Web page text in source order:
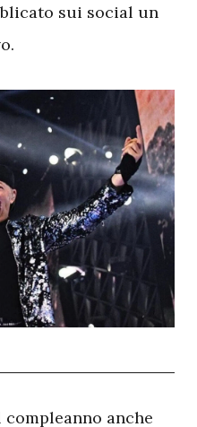
sui social un
anche